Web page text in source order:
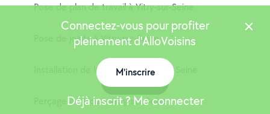
Pose de plan de travail à Vitry-sur-Seine
Pose de joints à Vitry-sur-Seine
Installation de luminaire à Vitry-sur-Seine
Perçage de trou à Vitry-sur-Seine
Connectez-vous pour profiter
pleinement d'AlloVoisins
M'inscrire
Déjà inscrit ? Me connecter